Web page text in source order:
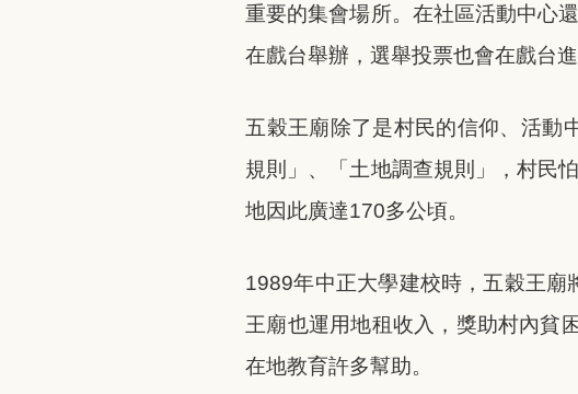
重要的集會場所。在社區活動中心
在戲台舉辦，選舉投票也會在戲台進
五穀王廟除了是村民的信仰、活動
規則」、「土地調查規則」，村民
地因此廣達170多公頃。
1989年中正大學建校時，五穀王
王廟也運用地租收入，獎助村內貧
在地教育許多幫助。